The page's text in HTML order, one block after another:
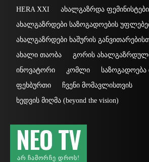
HERA XXI
ახალგაზრდა ფემინისტები
ახალგაზრდები საზოგადოების
ახალგაზრდები ხაშურის
ახალი თაობა
გორის
ინოვატორი
კომლი
საზოგადოება
ფეხბურთი
ჩვენი მომავლისთვის
ხედვის მიღმა (beyond the vision)
NEO TV
ᲐᲠ ᲩᲐᲛᲝᲠᲩᲔ ᲓᲠᲝᲡ!